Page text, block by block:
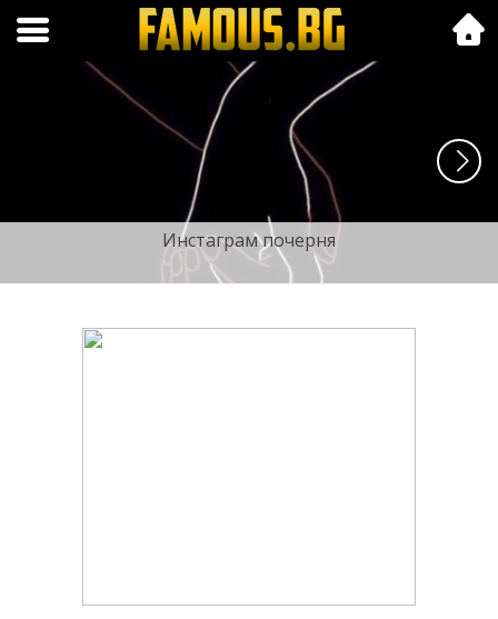
Folk.bg
Инстаграм почерня